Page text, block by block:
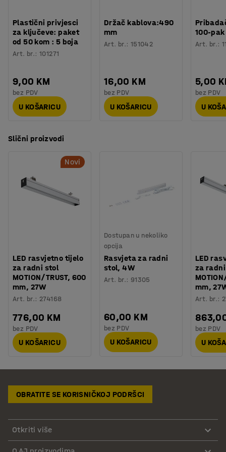
Plastični privjesci
za ključeve: paket
od 50 kom : 5 boja
Art. br.:101271
9,00 KM
bez PDV
U KOŠARICU
Držač kablova:490
mm
Art. br.: 151042
16,00 KM
bez PDV
U KOŠARICU
100-pak
Art. br.:
5,00
bez PDV
U
Slični proizvodi
Novi
LED rasvjetno tijelo
za radni stol
MOTION/TRUST, 600
mm, 27W
Art. br.: 274168
776,00 KM
bez PDV
U KOŠARICU
Dostupan u nekoliko
opcija
Rasvjeta za radni
stol, 4W
Art. br.: 91305
60,00 KM
bez PDV
U KOŠARICU
LED
za
mm,
Art. br.:
bez PDV
U
OBRATITE SE KORISNIČKOJ PODRŠCI
Otkriti više